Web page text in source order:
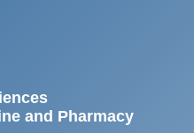
and Pharmacy